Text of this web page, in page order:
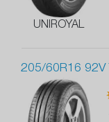
UNIROYAL
205/60R16 92V